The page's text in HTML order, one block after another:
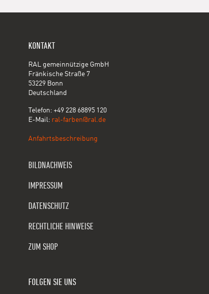
KONTAKT
RAL gemeinnützige GmbH
Fränkische Straße 7
53229 Bonn
Deutschland
Telefon: +49 228 68895 120
E-Mail: ral-farben@ral.de
Anfahrtsbeschreibung
BILDNACHWEIS
IMPRESSUM
DATENSCHUTZ
RECHTLICHE HINWEISE
ZUM SHOP
FOLGEN SIE UNS